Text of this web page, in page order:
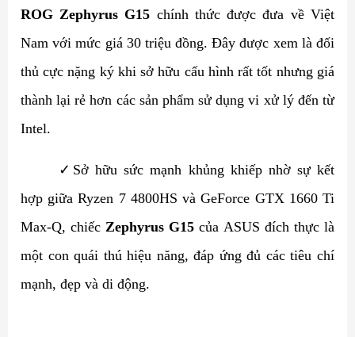
ROG Zephyrus G15 chính thức được đưa về Việt
Nam với mức giá 30 triệu đồng. Đây được xem là đối
thủ cực nặng ký khi sở hữu cấu hình rất tốt nhưng giá
thành lại rẻ hơn các sản phẩm sử dụng vi xử lý đến từ
Intel.
✓ Sở hữu sức mạnh khủng khiếp nhờ sự kết
hợp giữa Ryzen 7 4800HS và GeForce GTX 1660 Ti
Max-Q, chiếcZephyrus G15 của ASUS đích thực là
một con quái thú hiệu năng, đáp ứng đủ các tiêu chí
mạnh, đẹp và di động.